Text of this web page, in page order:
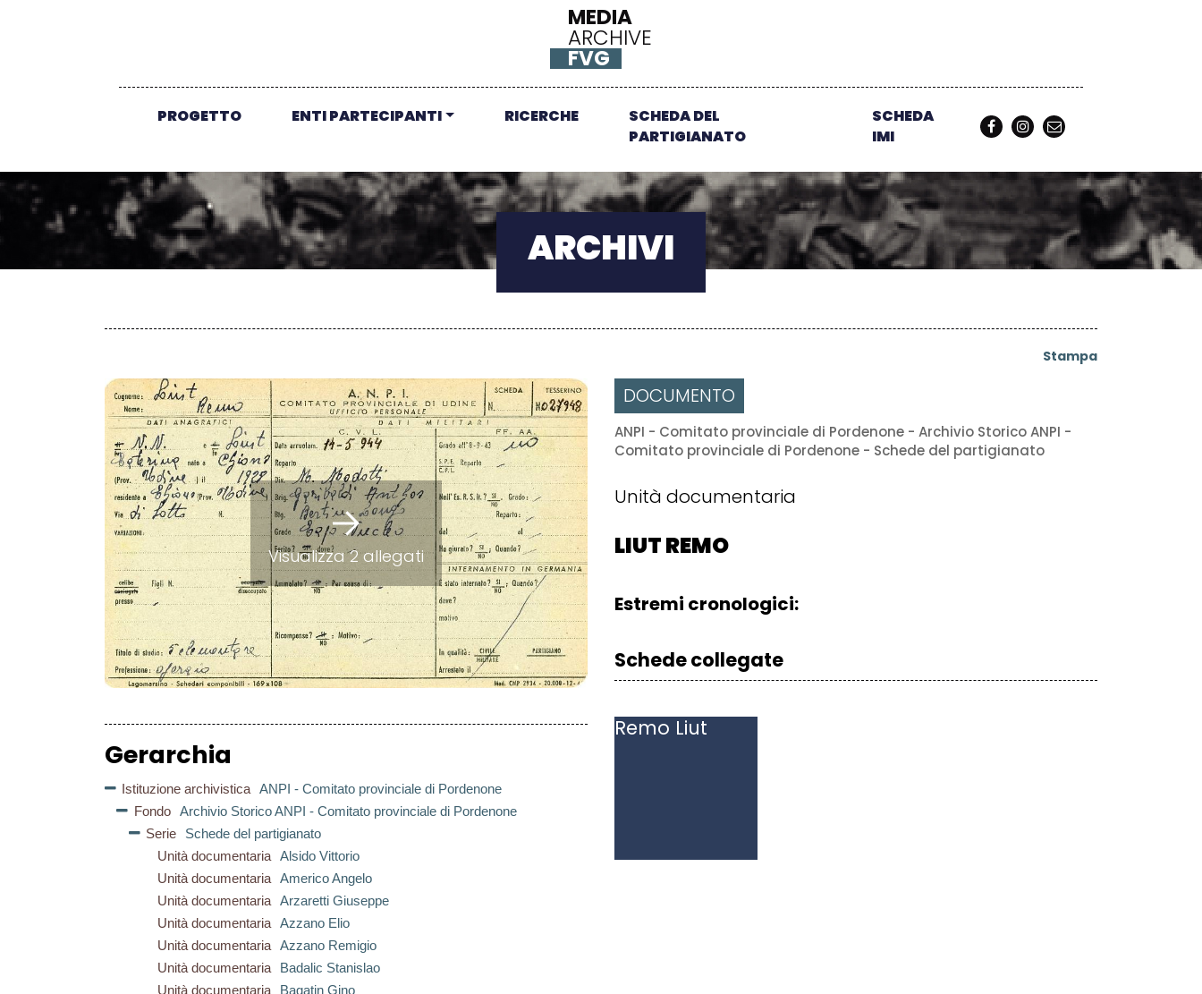
MEDIA
ARCHIVE
FVG
PROGETTO ENTI PARTECIPANTI RICERCHE
SCHEDA DEL
PARTIGIANATO
SCHEDA
IMI
ARCHIVI
Stampa
Visualizza 2 allegati
Gerarchia
Istituzione archivistica
ANPI - Comitato provinciale di Pordenone
Fondo
Archivio Storico ANPI - Comitato provinciale di Pordenone
Serie
Schede del partigianato
Unità documentaria
Alsido Vittorio
Unità documentaria
Americo Angelo
Unità documentaria
Arzaretti Giuseppe
Unità documentaria
Azzano Elio
Unità documentaria
Azzano Remigio
Unità documentaria
Badalic Stanislao
Unità documentaria
Bagatin Gino
DOCUMENTO
ANPI - Comitato provinciale di Pordenone - Archivio Storico ANPI -
Comitato provinciale di Pordenone - Schede del partigianato
Unità documentaria
LIUT REMO
Estremi cronologici:
Schede collegate
Remo Liut